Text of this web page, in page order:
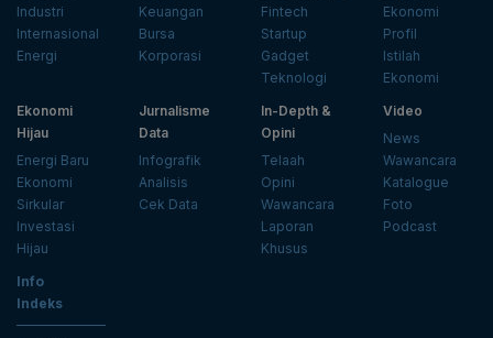
Industri
Internasional
Energi
Keuangan
Bursa
Korporasi
Fintech
Startup
Gadget
Teknologi
Ekonomi
Profil
Istilah
Ekonomi
Ekonomi
Hijau
Energi Baru
Ekonomi
Sirkular
Investasi
Hijau
Jurnalisme
Data
Infografik
Analisis
Cek Data
In-Depth &
Opini
Telaah
Opini
Wawancara
Laporan
Khusus
Video
News
Wawancara
Katalogue
Foto
Podcast
Info
Indeks